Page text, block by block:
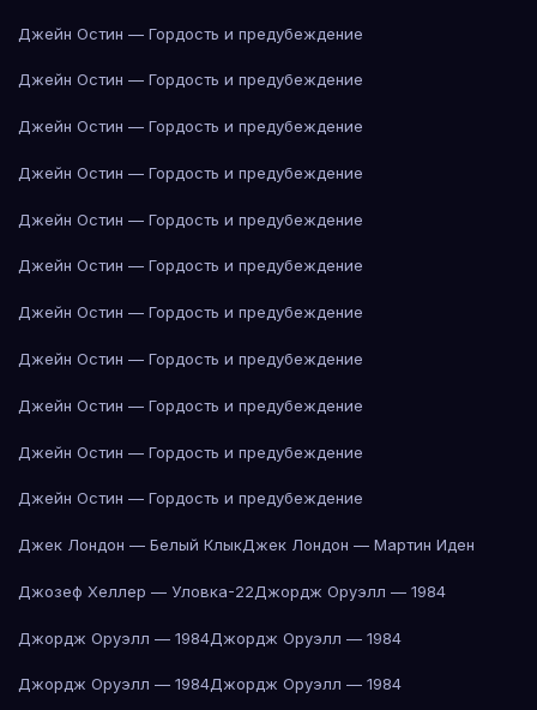
Джейн Остин — Гордость и предубеждение
Джейн Остин — Гордость и предубеждение
Джейн Остин — Гордость и предубеждение
Джейн Остин — Гордость и предубеждение
Джейн Остин — Гордость и предубеждение
Джейн Остин — Гордость и предубеждение
Джейн Остин — Гордость и предубеждение
Джейн Остин — Гордость и предубеждение
Джейн Остин — Гордость и предубеждение
Джейн Остин — Гордость и предубеждение
Джейн Остин — Гордость и предубеждение
Джек Лондон — Белый КлыкДжек Лондон — Мартин Иден
Джозеф Хеллер — Уловка-22Джордж Оруэлл — 1984
Джордж Оруэлл — 1984Джордж Оруэлл — 1984
Джордж Оруэлл — 1984Джордж Оруэлл — 1984